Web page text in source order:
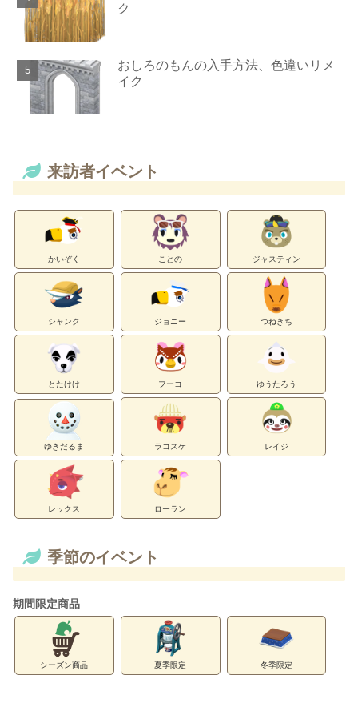
ク
おしろのもんの入手方法、色違いリメ
イク
来訪者イベント
かいぞく ことの ジャスティン
シャンク ジョニー つねきち
とたけけ フーコ ゆうたろう
ゆきだるま ラコスケ レイジ
レックス ローラン
季節のイベント
期間限定商品
シーズン商品 夏季限定 冬季限定